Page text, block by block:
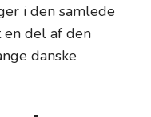
i den samlede
del af den
danske